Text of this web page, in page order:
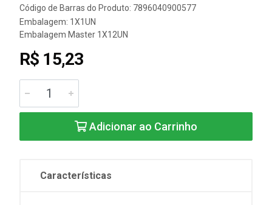
Código de Barras do Produto: 7896040900577
Embalagem: 1X1UN
Embalagem Master 1X12UN
R$ 15,23
Adicionar ao Carrinho
Características